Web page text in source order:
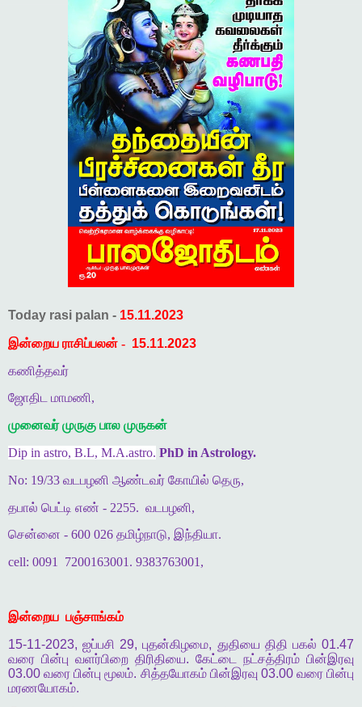
Today rasi palan - 15.11.2023
இன்றைய ராசிப்பலன் - 15.11.2023
கணித்தவர்
ஜோதிட மாமணி,
முனைவர் முருகு பால முருகன்
Dip in astro, B.L, M.A.astro. PhD in Astrology.
No: 19/33 வடபழனி ஆண்டவர் கோயில் தெரு,
தபால் பெட்டி எண் - 2255. வடபழனி,
சென்னை - 600 026 தமிழ்நாடு, இந்தியா.
cell: 0091
7200163001. 9383763001,
இன்றைய பஞ்சாங்கம்
15-11-2023,ஐப்பசி 29,புதன்கிழமை, துதியை திதி பகல் 01.47
வரை பின்பு வளர்பிறை திரிதியை. கேட்டை நட்சத்திரம் பின்இரவு
03.00வரை பின்பு மூலம். சித்தயோகம் பின்இரவு 03.00 வரை பின்பு
மரணயோகம்.